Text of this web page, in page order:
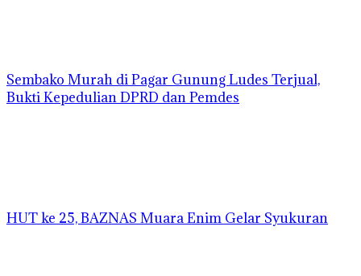
Sembako Murah di Pagar Gunung Ludes Terjual,
Bukti Kepedulian DPRD dan Pemdes
HUT ke 25, BAZNAS Muara Enim Gelar Syukuran